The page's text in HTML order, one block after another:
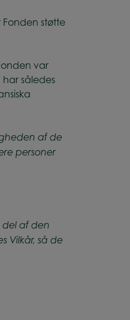
støtte
var
således
af de
personer
del af den
Vilkår, så de